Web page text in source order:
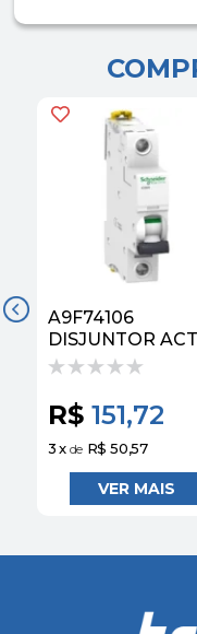
A9F74106
DISJUNTOR
IC60N 1P CURVA
R$ 151,72
3x de R$ 50,57